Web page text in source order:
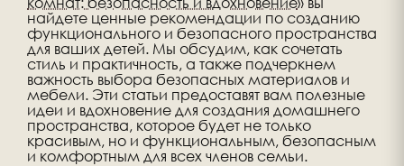
найдете ценные рекомендации по созданию
функционального и безопасного пространства
для ваших детей. Мы обсудим, как сочетать
стиль и практичность, а также подчеркнем
важность выбора безопасных материалов и
мебели. Эти статьи предоставят вам полезные
идеи и вдохновение для создания домашнего
пространства, которое будет не только
красивым, но и функциональным, безопасным
и комфортным для всех членов семьи.